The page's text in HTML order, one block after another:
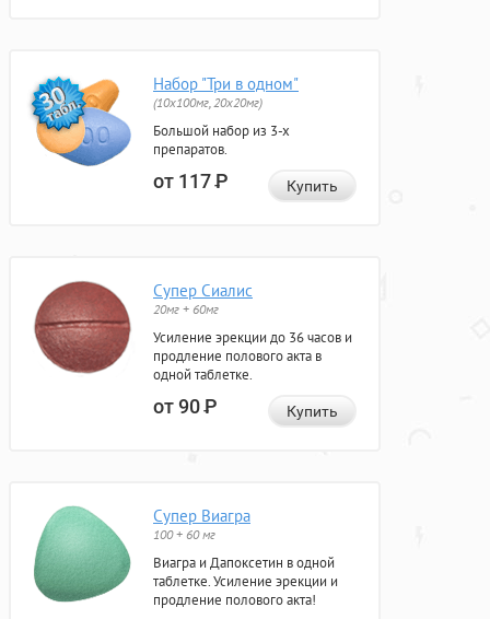
Набор "Три в одном"
(10x100мг, 20x20мг)
Большой набор из 3-х
препаратов.
от 117Р Купить
Супер Сиалис
20мг + 60мг
Усиление эрекции до 36 часов и
продление полового акта в
одной таблетке.
от 90Р Купить
Супер Виагра
100 + 60 мг
Виагра и Дапоксетин в одной
таблетке. Усиление эрекции и
продление полового акта!